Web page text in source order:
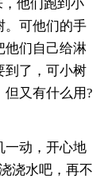
他们跑到小
。可他们的手
他们自己给淋
到了，可小树
又有什么用?
一动，开心地
浇水吧，再不